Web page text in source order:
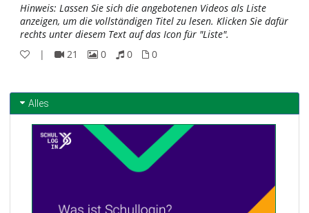
Hinweis: Lassen Sie sich die angebotenen Videos als Liste
anzeigen, um die vollständigen Titel zu lesen. Klicken Sie dafür
rechts unter diesem Text auf das Icon für "Liste".
|
21
0
0
0
Alles